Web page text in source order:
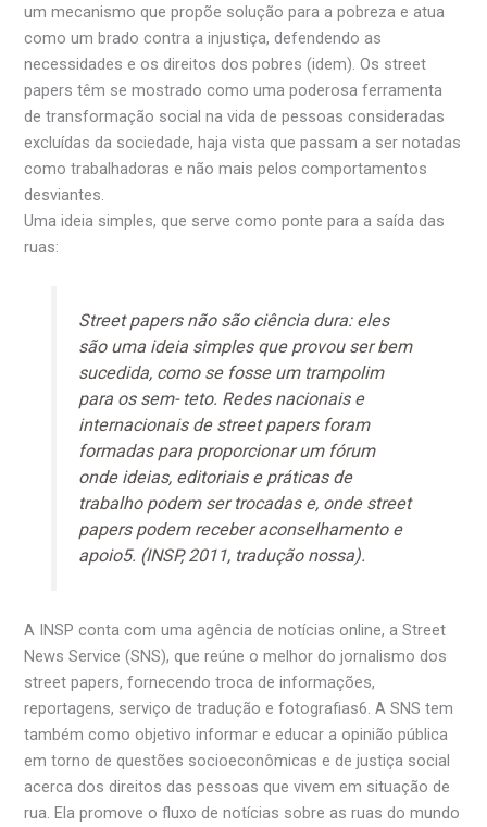
um mecanismo que propõe solução para a pobreza e atua
como um brado contra a injustiça, defendendo as
necessidades e os direitos dos pobres (idem). Os street
papers têm se mostrado como uma poderosa ferramenta
de transformação social na vida de pessoas consideradas
excluídas da sociedade, haja vista que passam a ser notadas
como trabalhadoras e não mais pelos comportamentos
desviantes.
Uma ideia simples, que serve como ponte para a saída das
ruas:
Street papers não são ciência dura: eles
são uma ideia simples que provou ser bem
sucedida, como se fosse um trampolim
para os sem- teto. Redes nacionais e
internacionais de street papers foram
formadas para proporcionar um fórum
onde ideias, editoriais e práticas de
trabalho podem ser trocadas e, onde street
papers podem receber aconselhamento e
apoio5. (INSP, 2011, tradução nossa).
A INSP conta com uma agência de notícias online, a Street
News Service (SNS), que reúne o melhor do jornalismo dos
street papers, fornecendo troca de informações,
reportagens, serviço de tradução e fotografias6. A SNS tem
também como objetivo informar e educar a opinião pública
em torno de questões socioeconômicas e de justiça social
acerca dos direitos das pessoas que vivem em situação de
rua. Ela promove o fluxo de notícias sobre as ruas do mundo